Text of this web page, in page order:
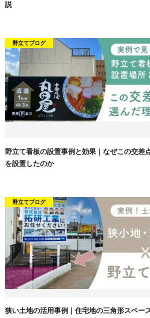
説
野立てブログ
野立て看板の設置事例と効果｜なぜこの交差
を設置したのか
野立てブログ
狭い土地の活用事例｜住宅地の三角形スペー